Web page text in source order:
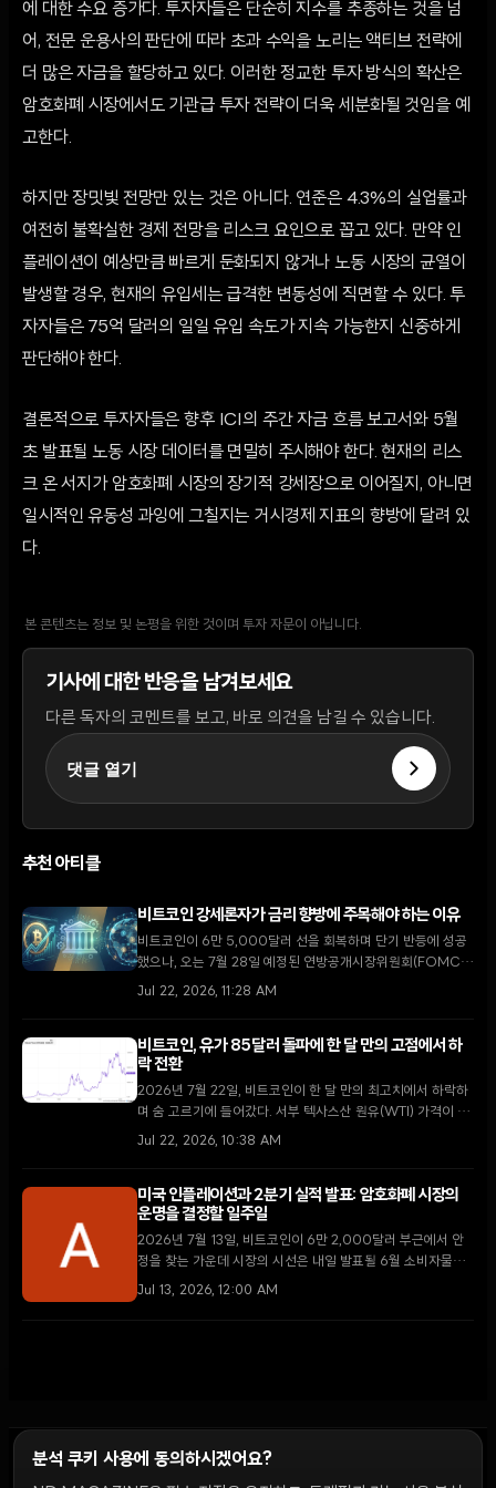
에 대한 수요 증가다. 투자자들은 단순히 지수를 추종하는 것을 넘
어, 전문 운용사의 판단에 따라 초과 수익을 노리는 액티브 전략에
더 많은 자금을 할당하고 있다. 이러한 정교한 투자 방식의 확산은
암호화폐 시장에서도 기관급 투자 전략이 더욱 세분화될 것임을 예
고한다.
하지만 장밋빛 전망만 있는 것은 아니다. 연준은 4.3%의 실업률과
여전히 불확실한 경제 전망을 리스크 요인으로 꼽고 있다. 만약 인
플레이션이 예상만큼 빠르게 둔화되지 않거나 노동 시장의 균열이
발생할 경우, 현재의 유입세는 급격한 변동성에 직면할 수 있다. 투
자자들은 75억 달러의 일일 유입 속도가 지속 가능한지 신중하게
판단해야 한다.
결론적으로 투자자들은 향후 ICI의 주간 자금 흐름 보고서와 5월
초 발표될 노동 시장 데이터를 면밀히 주시해야 한다. 현재의 리스
크 온 서지가 암호화폐 시장의 장기적 강세장으로 이어질지, 아니면
일시적인 유동성 과잉에 그칠지는 거시경제 지표의 향방에 달려 있
다.
본 콘텐츠는 정보 및 논평을 위한 것이며 투자 자문이 아닙니다.
기사에 대한 반응을 남겨보세요
다른 독자의 코멘트를 보고, 바로 의견을 남길 수 있습니다.
댓글 열기
추천 아티클
비트코인 강세론자가 금리 향방에 주목해야 하는 이유
비트코인이 6만 5,000달러 선을 회복하며 단기 반등에 성공
했으나, 오는 7월 28일 예정된 연방공개시장위원회(FOMC)
회의가 시장의 향방을 결정할 핵심 변수로 떠오르고 있다.
Jul 22, 2026, 11:28 AM
비트코인, 유가 85달러 돌파에 한 달 만의 고점에서 하
락 전환
2026년 7월 22일, 비트코인이 한 달 만의 최고치에서 하락하
며 숨 고르기에 들어갔다. 서부 텍사스산 원유(WTI) 가격이 배
럴당 85달러를 돌파하며 인플레이션 우려가 다시 고개를 든 것
Jul 22, 2026, 10:38 AM
미국 인플레이션과 2분기 실적 발표: 암호화폐 시장의
운명을 결정할 일주일
2026년 7월 13일, 비트코인이 6만 2,000달러 부근에서 안
정을 찾는 가운데 시장의 시선은 내일 발표될 6월 소비자물가
지수(CPI)와 월가 대형 은행들의 2분기 실적 발표로 향하고 있
Jul 13, 2026, 12:00 AM
분석 쿠키 사용에 동의하시겠어요?